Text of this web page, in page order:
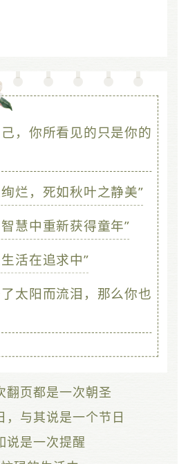
经典语句赏析
，你所看见的只是你的
烂，死如秋叶之静美”
慧中重新获得童年”
活在追求中”
太阳而流泪，那么你也
翻页都是一次朝圣
，与其说是一个节日
说是一次提醒